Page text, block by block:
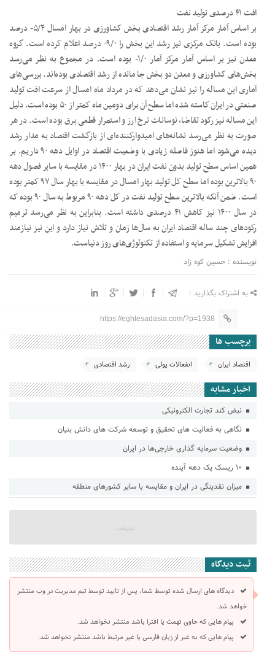
افت ۴۱ درصدی تولید نفت
بر اساس آمار مرکز آمار رشد اقتصادی بخش کشاورزی در بهار امسال ۵/۴- درصد
بوده است. بانک مرکزی نیز رشد این بخش را ۹/۰- درصد اعلام کرده است. گروه
معدن نیز بر اساس آمار مرکز آمار ۱/۰- بوده است. در مجموع به نظر می‌رسد
بخش‌های کشاورزی و معدن دو بخش جا مانده از رشد اقتصادی بوده‌اند. بررسی‌های
آماری این مساله را نیز نشان می‌دهد که در مرداد ماه امسال از سرعت افت تولید
صنعتی در ایران کاسته شده اما سطح آن برای دومین ماه کمتر از ۵۰ بوده است. دلیل
این مساله نیز رکود تقاضا، نوسانات نرخ ارز و استمرار قطعی برق بوده است. در هر
صورت به نظر می‌رسد نشانه‌های امیدوارکننده‌ای از بازگشت اقتصاد به مدار رشد
دیده می‌شود اما هنوز فاصله زیادی با وضعیت اقتصاد در اوایل دهه ۹۰ داریم. بر
همین اساس سطح تولید بدون نفت ایران در بهار ۱۴۰۰ در مقایسه با سایر فصول دهه
۹۰ بالاترین بوده اما سطح کل تولید بهار امسال در مقایسه با بهار سال ۹۷ کمتر بوده
است. ضمن آنکه بالاترین سطح تولید نفت در کل دهه ۹۰ مربوط به سال ۹۰ بوده که
در سال ۱۴۰۰ نیز کاهش ۴۱ درصدی داشته است. بنابراین به نظر می‌رسد ترمیم
رکودهای چند ساله اقتصاد ایران به سال‌ها زمان و تلاش نیاز دارد و این نیز نیازمند
افزایش تشکیل سرمایه و استفاده از تکنولوژی‌های روز دنیاست.
نویسنده : حسین کوه زاد
به اشتراک بگذارید :
https://eghtesadasia.com/?p=1938
برچسب ها
اقتصاد ایران انفعالات پولی رشد اقتصادی
اخبار مشابه
نبض کند تجارت الکترونیکی
نگاهی به فعالیت های تحقیق و توسعه شرکت های دانش بنیان
وضعیت سرمایه گذاری خارجی‌ها در ایران
میزان نقدینگی در ایران و مقایسه با سایر کشورهای منطقه
ثبت دیدگاه
دیدگاه های ارسال شده توسط شما، پس از تایید توسط تیم مدیریت در وب منتشر
خواهد شد.
پیام هایی که حاوی تهمت یا افترا باشد منتشر نخواهد شد.
پیام هایی که به غیر از زبان فارسی یا غیر مرتبط باشد منتشر نخواهد شد.